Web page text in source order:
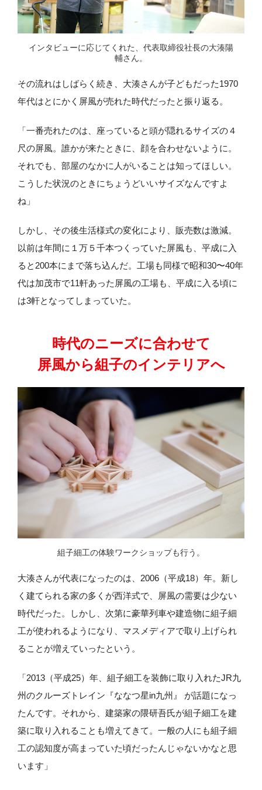
インタビューに応じてくれた、代表取締役社長の大湊陽
輔さん。
その流れはしばらく続き、大湊さんが子どもだった1970
年代はとにかく屏風が売れた時代だったと振り返る。
「一番売れたのは、座っていると頭が隠れるサイズの４
尺の屏風。誰かが来たときに、顔を合わせないように。
それでも、部屋のなかに人がいることは知ってほしい。
こうした状況のときにちょうどいいサイズなんですよ
ね」
しかし、その後生活様式の変化により、販売数は激減。
以前は年間に１万５千本つくっていた屏風も、平成に入
ると200本にまで落ち込んだ。工場も同様で昭和30〜40年
代は加茂市で11軒あった屏風の工場も、平成に入る頃に
は3軒となってしまっていた。
時代のニーズに合わせて
屏風から組子のインテリアへ
組子細工の体験ワークショップも行う。
大湊さんが代表になったのは、2006（平成18）年。新し
く建てられる家の多くが西洋式で、屏風の需要は少ない
時代だった。しかし、次第に豪華列車や建造物に組子細
工が使われるようになり、マスメディアで取り上げられ
ることが増えていったという。
「2013（平成25）年、組子細工を装飾に取り入れたJR九
州のクルーズトレイン『ななつ星in九州』 が話題になっ
たんです。それから、建築家の隈研吾氏が組子細工を建
築に取り入れることも増えてきて。一般の人にも組子細
工の認知度が高まっていた頃だったんじゃないかなと思
います」